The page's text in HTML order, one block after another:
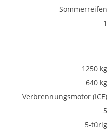
Sommerreifen
1
1250 kg
640 kg
Verbrennungsmotor (ICE)
5
5-türig